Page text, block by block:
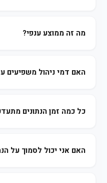
מה זה ממוצע ענפי?
האם דמי ניהול משפיעים
כל כמה זמן הנתונים
האם אני יכול לסמוך על